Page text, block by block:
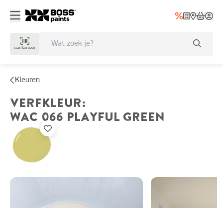
scan barcode
Kleuren
VERFKLEUR:
WAC 066 PLAYFUL GREEN